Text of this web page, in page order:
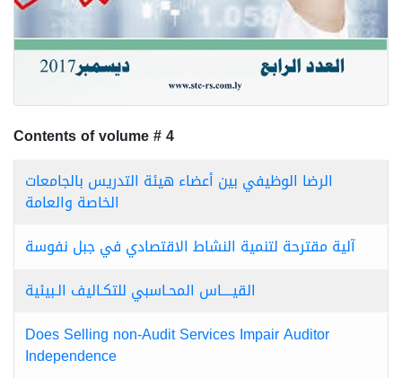
Contents of volume # 4
الرضا الوظيفي بين أعضاء هيئة التدريس بالجامعات
الخاصة والعامة
آلية مقترحة لتنمية النشاط الاقتصادي في جبل نفوسة
القيــــاس المحـاسبي للتكـاليف الـبيئية
Does Selling non-Audit Services Impair Auditor
Independence